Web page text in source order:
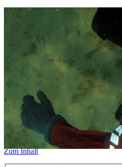
Das
https://
Das alte Forum
Sidemount-
Erlebe den Unterschied
Zum Inhalt